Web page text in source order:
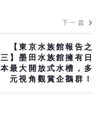
下一篇
【東京水族館報告之
三】墨田水族館擁有日
本最大開放式水槽，多
元視角觀賞企鵝群！